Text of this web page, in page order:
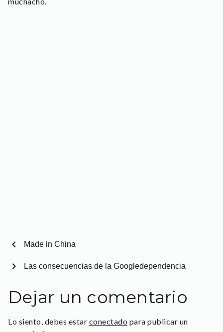
chevron_left Made in China
Las consecuencias de la Googledependencia
chevron_right
Dejar un comentario
Lo siento, debes estar conectado para publicar un